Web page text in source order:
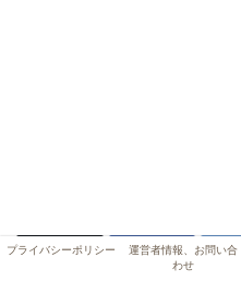
プライバシーポリシー
運営者情報、お問い合
わせ